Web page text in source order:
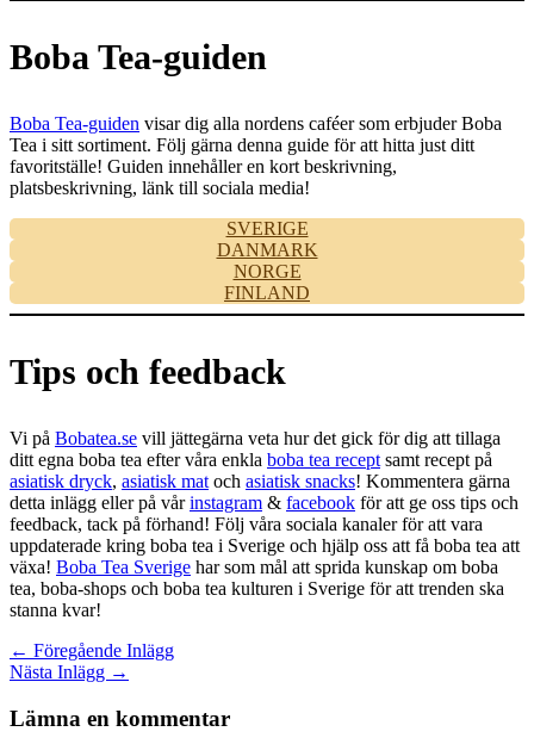
Boba Tea-guiden
Boba Tea-guiden visar dig alla nordens caféer som erbjuder Boba
Tea i sitt sortiment. Följ gärna denna guide för att hitta just ditt
favoritställe! Guiden innehåller en kort beskrivning,
platsbeskrivning, länk till sociala media!
SVERIGE
DANMARK
NORGE
FINLAND
Tips och feedback
Vi på Bobatea.se vill jättegärna veta hur det gick för dig att tillaga
ditt egna boba tea efter våra enkla boba tea receptsamt recept på
asiatisk dryck, asiatisk matoch asiatisk snacks! Kommentera gärna
detta inlägg eller på vårinstagram & facebook för att ge oss tips och
feedback, tack på förhand! Följ våra sociala kanaler för att vara
uppdaterade kring boba tea i Sverige och hjälp oss att få boba tea att
växa! Boba Tea Sverige har som mål att sprida kunskap om boba
tea, boba-shops och boba tea kulturen i Sverige för att trenden ska
stanna kvar!
← Föregående Inlägg
Nästa Inlägg →
Lämna en kommentar